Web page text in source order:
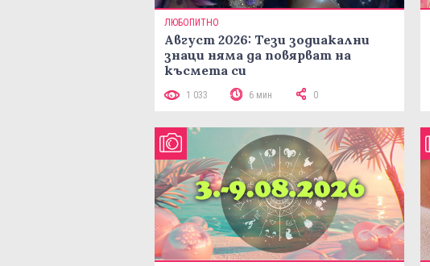
ЛЮБОПИТНО
Август 2026: Тези зодиакални
знаци няма да повярват на
късмета си
1 033 6 мин 0